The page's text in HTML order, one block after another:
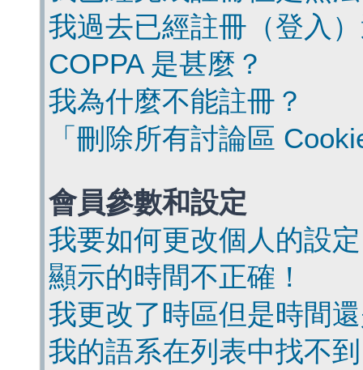
我過去已經註冊（登入
COPPA 是甚麼？
我為什麼不能註冊？
「刪除所有討論區
會員參數和設定
我要如何更改個人的設
顯示的時間不正確！
我更改了時區但是時間
我的語系在列表中找不